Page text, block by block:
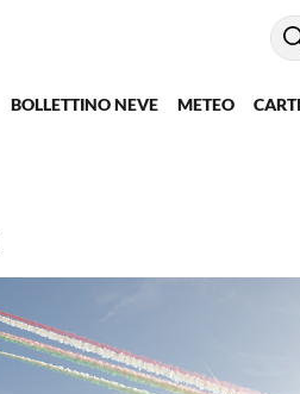
BOLLETTINO NEVE METEO